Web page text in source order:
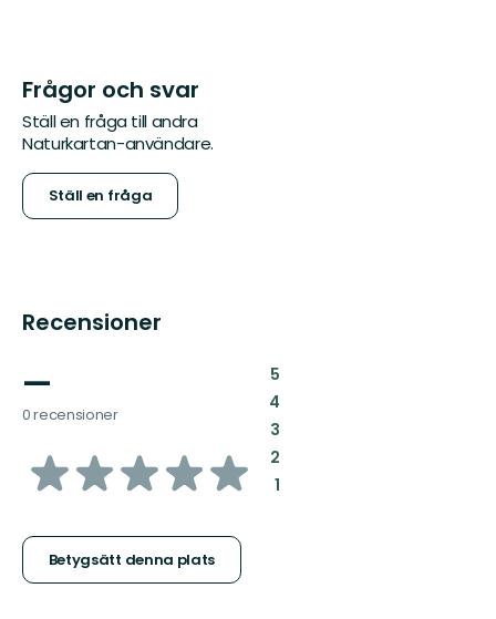
Frågor och svar
Ställ en fråga till andra
Naturkartan-användare.
Ställ en fråga
Recensioner
—
0 recensioner
av
stjärnor
Betygsätt denna plats
5:
4:
3:
2:
1: